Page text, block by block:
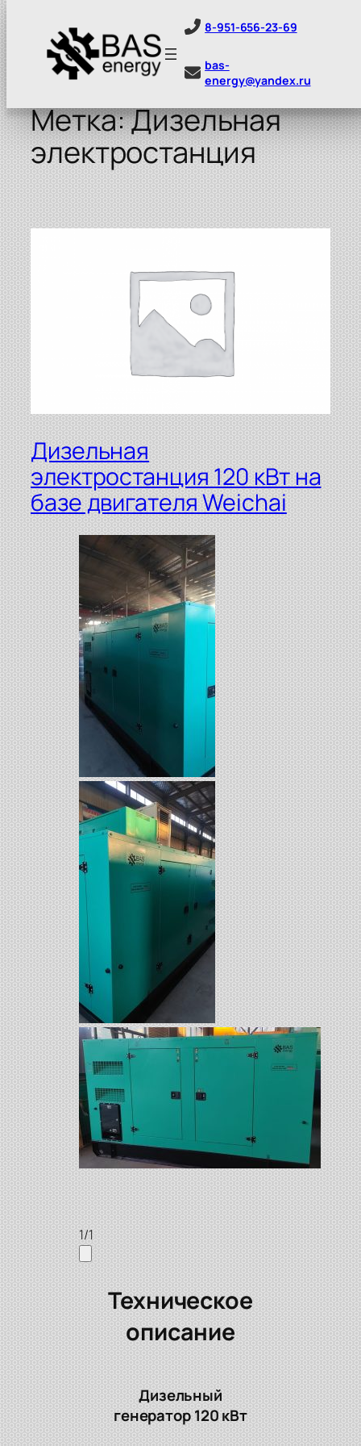
к
содержимому
8-951-656-23-69
bas-
energy@yandex.ru
Метка:Дизельная
электростанция
Дизельная
электростанция 120 кВт на
базе двигателя Weichai
1/1
Техническое
описание
Дизельный
генератор 120 кВт